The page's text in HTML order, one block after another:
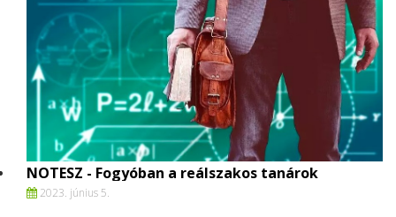
NOTESZ - Fogyóban a reálszakos tanárok
2023. június 5.